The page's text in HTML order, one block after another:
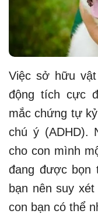
Việc sở hữu
động tích cực
mắc chứng tự
chú ý (ADHD).
cho con mình
đang được bọn
bạn nên suy
con bạn có thể